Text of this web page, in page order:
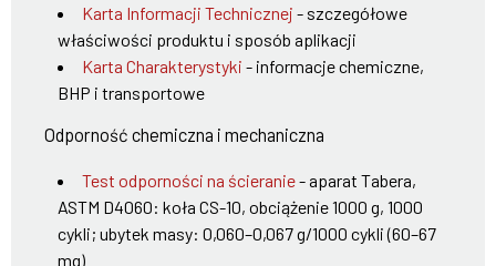
Karta Informacji Technicznej - szczegółowe
właściwości produktu i sposób aplikacji
Karta Charakterystyki - informacje chemiczne,
BHP i transportowe
Odporność chemiczna i mechaniczna
Test odporności na ścieranie- aparat Tabera,
ASTM D4060: koła CS-10, obciążenie 1000 g, 1000
cykli; ubytek masy: 0,060–0,067 g/1000 cykli (60–67
mg)